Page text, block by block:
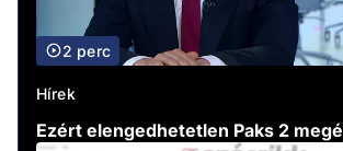
2 perc
Hírek
Ezért elengedhetetlen Paks 2